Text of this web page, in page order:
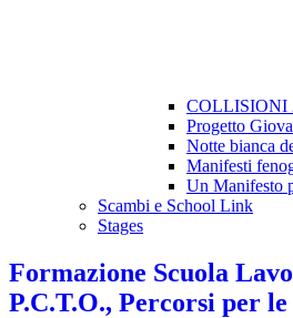
COLLISIONI
Progetto
Notte bianca
Manifesti
Un Manifesto
Scambi e School Link
Stages
Formazione Scuola
P.C.T.O., Percorsi per le